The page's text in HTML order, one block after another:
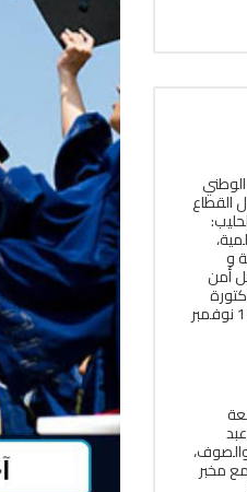
القطاع
و
أمن
نويشي سهام يومي 10-11 نوفمبر
مخبر